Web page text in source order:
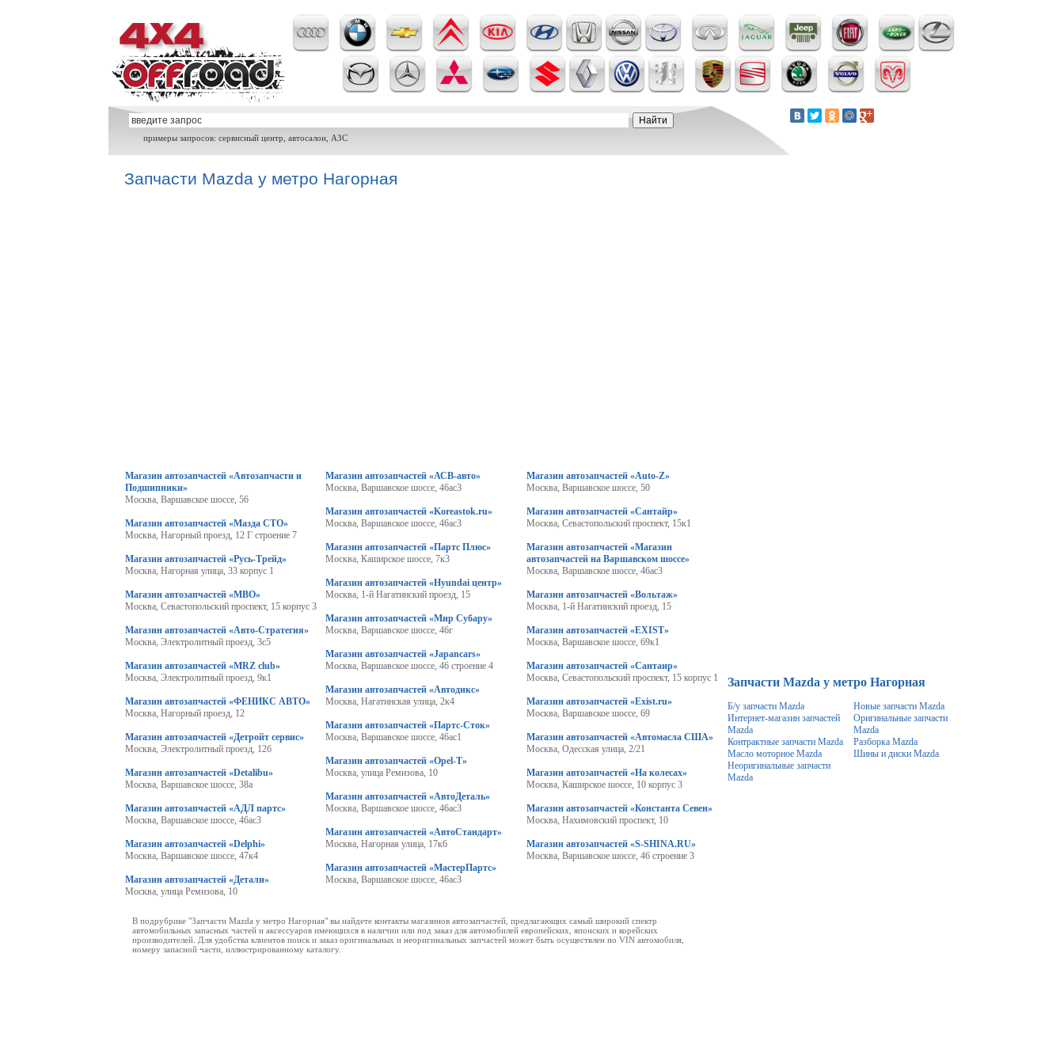
примеры запросов: сервисный центр, автосалон, АЗС
Запчасти Mazda у метро Нагорная
Магазин автозапчастей «Автозапчасти и
Подшипники»
Москва, Варшавское шоссе, 56
Магазин автозапчастей «Мазда СТО»
Москва, Нагорный проезд, 12 Г строение 7
Магазин автозапчастей «Русь-Трейд»
Москва, Нагорная улица, 33 корпус 1
Магазин автозапчастей «МВО»
Москва, Севастопольский проспект, 15 корпус 3
Магазин автозапчастей «Авто-Стратегия»
Москва, Электролитный проезд, 3с5
Магазин автозапчастей «MRZ club»
Москва, Электролитный проезд, 9к1
Магазин автозапчастей «ФЕНИКС АВТО»
Москва, Нагорный проезд, 12
Магазин автозапчастей «Детройт сервис»
Москва, Электролитный проезд, 12б
Магазин автозапчастей «Detalibu»
Москва, Варшавское шоссе, 38а
Магазин автозапчастей «АДЛ партс»
Москва, Варшавское шоссе, 46ас3
Магазин автозапчастей «Delphi»
Москва, Варшавское шоссе, 47к4
Магазин автозапчастей «Детали»
Москва, улица Ремизова, 10
Магазин автозапчастей «АСВ-авто»
Москва, Варшавское шоссе, 46ас3
Магазин автозапчастей «Koreastok.ru»
Москва, Варшавское шоссе, 46ас3
Магазин автозапчастей «Партс Плюс»
Москва, Каширское шоссе, 7к3
Магазин автозапчастей «Hyundai центр»
Москва, 1-й Нагатинский проезд, 15
Магазин автозапчастей «Мир Субару»
Москва, Варшавское шоссе, 46г
Магазин автозапчастей «Japancars»
Москва, Варшавское шоссе, 46 строение 4
Магазин автозапчастей «Автодикс»
Москва, Нагатинская улица, 2к4
Магазин автозапчастей «Партс-Сток»
Москва, Варшавское шоссе, 46ас1
Магазин автозапчастей «Opel-T»
Москва, улица Ремизова, 10
Магазин автозапчастей «АвтоДеталь»
Москва, Варшавское шоссе, 46ас3
Магазин автозапчастей «АвтоСтандарт»
Москва, Нагорная улица, 17к6
Магазин автозапчастей «МастерПартс»
Москва, Варшавское шоссе, 46ас3
Магазин автозапчастей «Auto-Z»
Москва, Варшавское шоссе, 50
Магазин автозапчастей «Сантайр»
Москва, Севастопольский проспект, 15к1
Магазин автозапчастей «Магазин
автозапчастей на Варшавском шоссе»
Москва, Варшавское шоссе, 46ас3
Магазин автозапчастей «Вольтаж»
Москва, 1-й Нагатинский проезд, 15
Магазин автозапчастей «EXIST»
Москва, Варшавское шоссе, 69к1
Магазин автозапчастей «Сантаир»
Москва, Севастопольский проспект, 15 корпус 1
Магазин автозапчастей «Exist.ru»
Москва, Варшавское шоссе, 69
Магазин автозапчастей «Автомасла США»
Москва, Одесская улица, 2/21
Магазин автозапчастей «На колесах»
Москва, Каширское шоссе, 10 корпус 3
Магазин автозапчастей «Константа Севен»
Москва, Нахимовский проспект, 10
Магазин автозапчастей «S-SHINA.RU»
Москва, Варшавское шоссе, 46 строение 3
В подрубрике "Запчасти Mazda у метро Нагорная" вы найдете контакты магазинов автозапчастей, предлагающих самый широкий спектр
автомобильных запасных частей и аксессуаров имеющихся в наличии или под заказ для автомобилей европейских, японских и корейских
производителей. Для удобства клиентов поиск и заказ оригинальных и неоригинальных запчастей может быть осуществлен по VIN автомобиля,
номеру запасной части, иллюстрированному каталогу.
Запчасти Mazda у метро Нагорная
Б/у запчасти Mazda
Интернет-магазин запчастей
Mazda
Контрактные запчасти Mazda
Масло моторное Mazda
Неоригинальные запчасти
Mazda
Новые запчасти Mazda
Оригинальные запчасти
Mazda
Разборка Mazda
Шины и диски Mazda